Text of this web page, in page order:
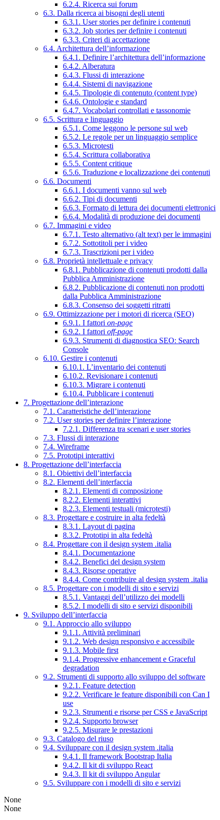
6.2.4. Ricerca sui forum
6.3. Dalla ricerca ai bisogni degli utenti
6.3.1. User stories per definire i contenuti
6.3.2. Job stories per definire i contenuti
6.3.3. Criteri di accettazione
6.4. Architettura dell’informazione
6.4.1. Definire l’architettura dell’informazione
6.4.2. Alberatura
6.4.3. Flussi di interazione
6.4.4. Sistemi di navigazione
6.4.5. Tipologie di contenuto (content type)
6.4.6. Ontologie e standard
6.4.7. Vocabolari controllati e tassonomie
6.5. Scrittura e linguaggio
6.5.1. Come leggono le persone sul web
6.5.2. Le regole per un linguaggio semplice
6.5.3. Microtesti
6.5.4. Scrittura collaborativa
6.5.5. Content critique
6.5.6. Traduzione e localizzazione dei contenuti
6.6. Documenti
6.6.1. I documenti vanno sul web
6.6.2. Tipi di documenti
6.6.3. Formato di lettura dei documenti elettronici
6.6.4. Modalità di produzione dei documenti
6.7. Immagini e video
6.7.1. Testo alternativo (alt text) per le immagini
6.7.2. Sottotitoli per i video
6.7.3. Trascrizioni per i video
6.8. Proprietà intellettuale e privacy
6.8.1. Pubblicazione di contenuti prodotti dalla
Pubblica Amministrazione
6.8.2. Pubblicazione di contenuti non prodotti
dalla Pubblica Amministrazione
6.8.3. Consenso dei soggetti ritratti
6.9. Ottimizzazione per i motori di ricerca (SEO)
6.9.1. I fattori on-page
6.9.2. I fattori off-page
6.9.3. Strumenti di diagnostica SEO: Search
Console
6.10. Gestire i contenuti
6.10.1. L’inventario dei contenuti
6.10.2. Revisionare i contenuti
6.10.3. Migrare i contenuti
6.10.4. Pubblicare i contenuti
7. Progettazione dell’interazione
7.1. Caratteristiche dell’interazione
7.2. User stories per definire l’interazione
7.2.1. Differenza tra scenari e user stories
7.3. Flussi di interazione
7.4. Wireframe
7.5. Prototipi interattivi
8. Progettazione dell’interfaccia
8.1. Obiettivi dell’interfaccia
8.2. Elementi dell’interfaccia
8.2.1. Elementi di composizione
8.2.2. Elementi interattivi
8.2.3. Elementi testuali (microtesti)
8.3. Progettare e costruire in alta fedeltà
8.3.1. Layout di pagina
8.3.2. Prototipi in alta fedeltà
8.4. Progettare con il design system .italia
8.4.1. Documentazione
8.4.2. Benefici del design system
8.4.3. Risorse operative
8.4.4. Come contribuire al design system .italia
8.5. Progettare con i modelli di sito e servizi
8.5.1. Vantaggi dell’utilizzo dei modelli
8.5.2. I modelli di sito e servizi disponibili
9. Sviluppo dell’interfaccia
9.1. Approccio allo sviluppo
9.1.1. Attività preliminari
9.1.2. Web design responsivo e accessibile
9.1.3. Mobile first
9.1.4. Progressive enhancement e Graceful
degradation
9.2. Strumenti di supporto allo sviluppo del software
9.2.1. Feature detection
9.2.2. Verificare le feature disponibili con Can I
use
9.2.3. Strumenti e risorse per CSS e JavaScript
9.2.4. Supporto browser
9.2.5. Misurare le prestazioni
9.3. Catalogo del riuso
9.4. Sviluppare con il design system .italia
9.4.1. Il framework Bootstrap Italia
9.4.2. Il kit di sviluppo React
9.4.3. Il kit di sviluppo Angular
9.5. Sviluppare con i modelli di sito e servizi
None
None